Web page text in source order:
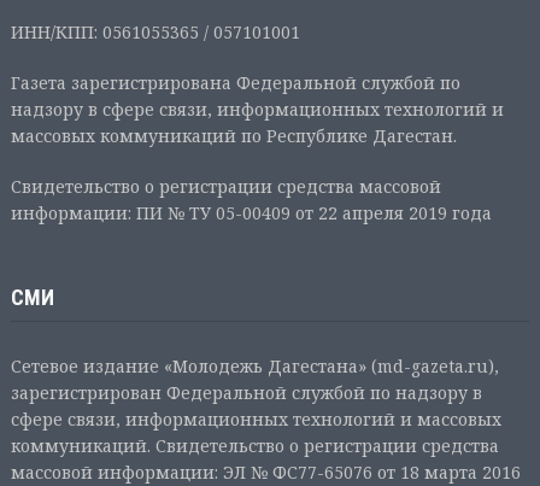
ИНН/КПП: 0561055365 / 057101001
Газета зарегистрирована Федеральной службой по
надзору в сфере связи, информационных технологий и
массовых коммуникаций по Республике Дагестан.
Свидетельство о регистрации средства массовой
информации: ПИ № ТУ 05-00409 от 22 апреля 2019 года
СМИ
Сетевое издание «Молодежь Дагестана» (md-gazeta.ru),
зарегистрирован Федеральной службой по надзору в
сфере связи, информационных технологий и массовых
коммуникаций. Свидетельство о регистрации средства
массовой информации: ЭЛ № ФС77-65076 от 18 марта 2016